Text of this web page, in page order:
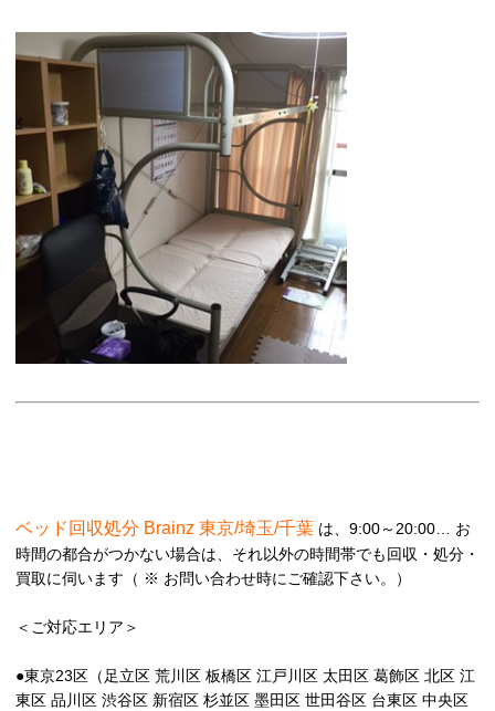
ベッド回収処分 Brainz 東京/埼玉/千葉 は、9:00～20:00… お
時間の都合がつかない場合は、それ以外の時間帯でも回収・処分・
買取に伺います（ ※ お問い合わせ時にご確認下さい。）
＜ご対応エリア＞
●東京23区（足立区 荒川区 板橋区 江戸川区 太田区 葛飾区 北区 江
東区 品川区 渋谷区 新宿区 杉並区 墨田区 世田谷区 台東区 中央区